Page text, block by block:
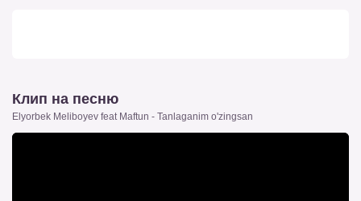
Клип на песню
Elyorbek Meliboyev feat Maftun - Tanlaganim o'zingsan